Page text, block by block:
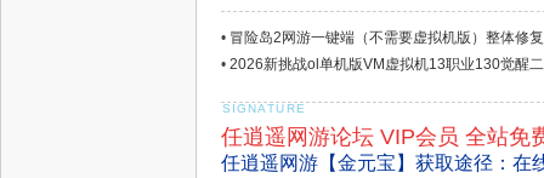
• 冒险岛2网游一键端（不需要虚拟机版）整体修
• 2026新挑战ol单机版VM虚拟机13职业130觉醒
任逍遥网游论坛 VIP会员 全站免
任逍遥网游【金元宝】获取途径：在